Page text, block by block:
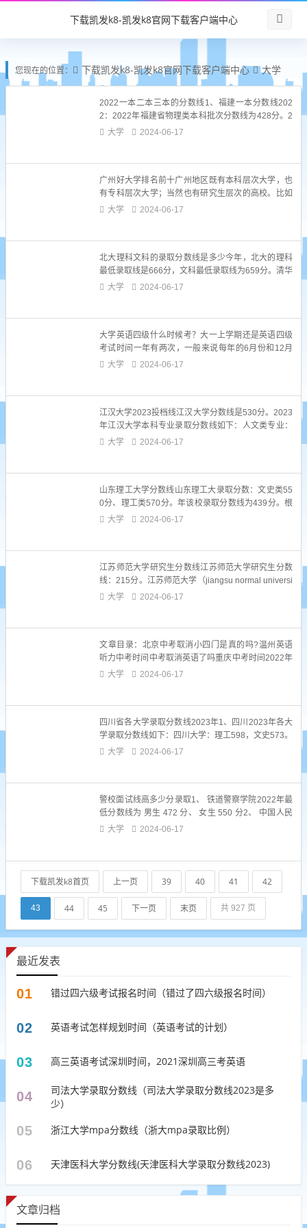
下载凯发k8-凯发k8官网下载客户端中心
您现在的位置： 下载凯发k8-凯发k8官网下载客户端中心 大学
2022一本二本三本的分数线1、福建一本分数线202
2：2022年福建省物理类本科批次分数线为428分。2
022年福建省历史类本科批次分数线为468分。2022
大学 2024-06-17
广州好大学排名前十广州地区既有本科层次大学，也
有专科层次大学；当然也有研究生层次的高校。比如
本科层次大学：中山大学、暨南大学、华南理工大
广东财经大学、广东白云学院、...
大学 2024-06-17
北大理科文科的录取分数线是多少今年，北大的理科
最低录取线是666分，文科最低录取线为659分。清华
则在今年提供了不同的专业的录取分数，其中理科最
京大学...
大学 2024-06-17
大学英语四级什么时候考？大一上学期还是英语四级
考试时间一年有两次，一般来说每年的6月份和12月
份各举行一次（每年时间略有不同）。以2018年为
生都可以考，有的...
大学 2024-06-17
江汉大学2023投档线江汉大学分数线是530分。2023
年江汉大学本科专业录取分数线如下：人文类专业：
550分。社会科学类专业：540分。教育类专业：530
大学 2024-06-17
山东理工大学分数线山东理工大录取分数：文史类55
0分、理工类570分。年该校录取分数线为439分。根
据查询中国教育在线网资料显示，2023年山东理工大
大学 2024-06-17
江苏师范大学研究生分数线江苏师范大学研究生分数
线：215分。江苏师范大学（jiangsu normal universi
ty，简称江苏师大），是江苏省人民政府和教育部共
大学 2024-06-17
文章目录：北京中考取消小四门是真的吗?温州英语
听力中考时间中考取消英语了吗重庆中考时间2022年
中考科目一、北京中考取消小四门是真的吗?北京中
门。这意味着...
大学 2024-06-17
四川省各大学录取分数线2023年1、四川2023年各大
学录取分数线如下：四川大学：理工598，文史573。
电子科技大学：理工655，文史583。西南交通大学：
大学 2024-06-17
警校面试线高多少分录取1、 铁道警察学院2022年最
低分数线为 男生 472 分、 女生 550 分2、 中国人民
警察大学2022年最低分数线为 男生 462 分、 女生 54
大学 2024-06-17
下载凯发k8首页 上一页 39 40 41 42
43 44 45 下一页 末页 共 927 页
最近发表
01 错过四六级考试报名时间（错过了四六级报名时间）
02 英语考试怎样规划时间（英语考试的计划）
03 高三英语考试深圳时间，2021深圳高三考英语
04
司法大学录取分数线（司法大学录取分数线2023是多
少）
05 浙江大学mpa分数线（浙大mpa录取比例）
06 天津医科大学分数线(天津医科大学录取分数线2023)
文章归档